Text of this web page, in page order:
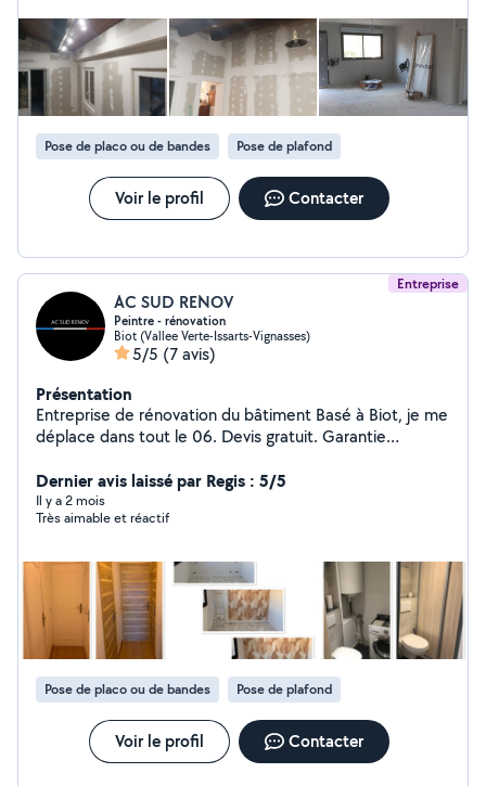
Pose de placo ou de bandes Pose de plafond
Voir le profil Contacter
Entreprise
AC SUD RENOV
Peintre - rénovation
Biot (Vallee Verte-Issarts-Vignasses)
5/5 (7 avis)
Présentation
Entreprise de rénovation du bâtiment Basé à Biot, je me
déplace dans tout le 06. Devis gratuit. Garantie
sur Instagram : ac_sud_renov_
Dernier avis laissé par Regis : 5/5
Il y a 2 mois
Très aimable et réactif
Pose de placo ou de bandes Pose de plafond
Voir le profil Contacter